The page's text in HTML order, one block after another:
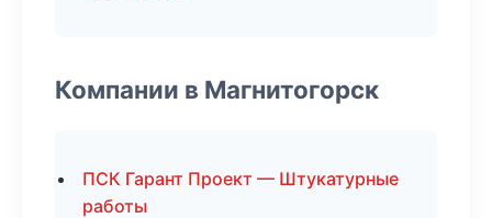
Компании в Магнитогорск
ПСК Гарант Проект — Штукатурные
работы